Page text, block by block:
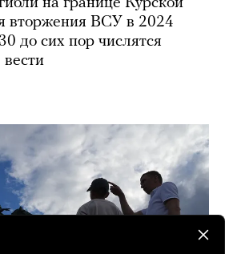
вторжения ВСУ в 2024
до сих пор числятся